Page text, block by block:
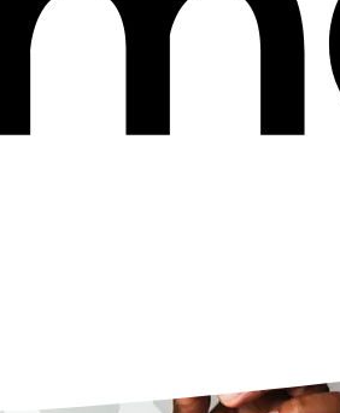
est la coordination nationale des ONG